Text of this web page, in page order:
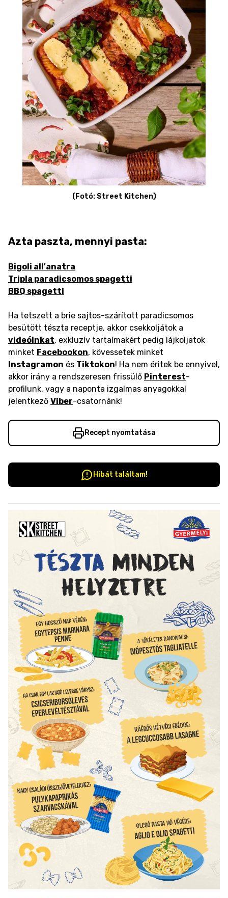
(Fotó: Street Kitchen)
Azta paszta, mennyi pasta:
Bigoli all'anatra
Tripla paradicsomos spagetti
BBQ spagetti
Ha tetszett a brie sajtos-szárított paradicsomos
besütött tészta receptje, akkor csekkoljátok a
videóinkat, exkluzív tartalmakért pedig lájkoljatok
minket Facebookon, kövessetek minket
Instagramon és Tiktokon! Ha nem éritek be ennyivel,
akkor irány a rendszeresen frissülő Pinterest-
profilunk, vagy a naponta izgalmas anyagokkal
jelentkező Viber-csatornánk!
Recept nyomtatása
Hibát találtam!